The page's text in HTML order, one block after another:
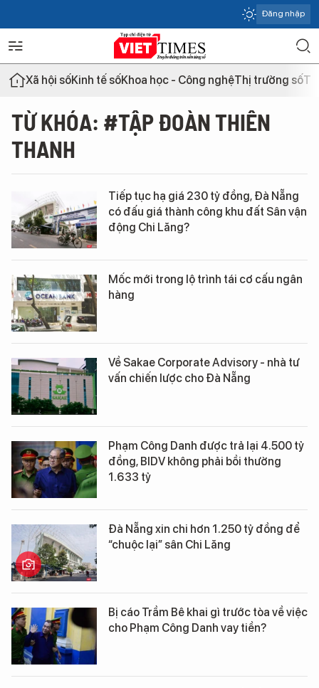
Đăng nhập
Xã hội sốKinh tế sốKhoa học - Công nghệThị trường số
TỪ KHÓA: #TẬP ĐOÀN THIÊN
THANH
Tiếp tục hạ giá 230 tỷ đồng, Đà Nẵng
có đấu giá thành công khu đất Sân vận
động Chi Lăng?
Mốc mới trong lộ trình tái cơ cấu ngân
hàng
Về Sakae Corporate Advisory - nhà tư
vấn chiến lược cho Đà Nẵng
Phạm Công Danh được trả lại 4.500 tỷ
đồng, BIDV không phải bồi thường
1.633 tỷ
Đà Nẵng xin chi hơn 1.250 tỷ đồng để
“chuộc lại” sân Chi Lăng
Bị cáo Trầm Bê khai gì trước tòa về việc
cho Phạm Công Danh vay tiền?